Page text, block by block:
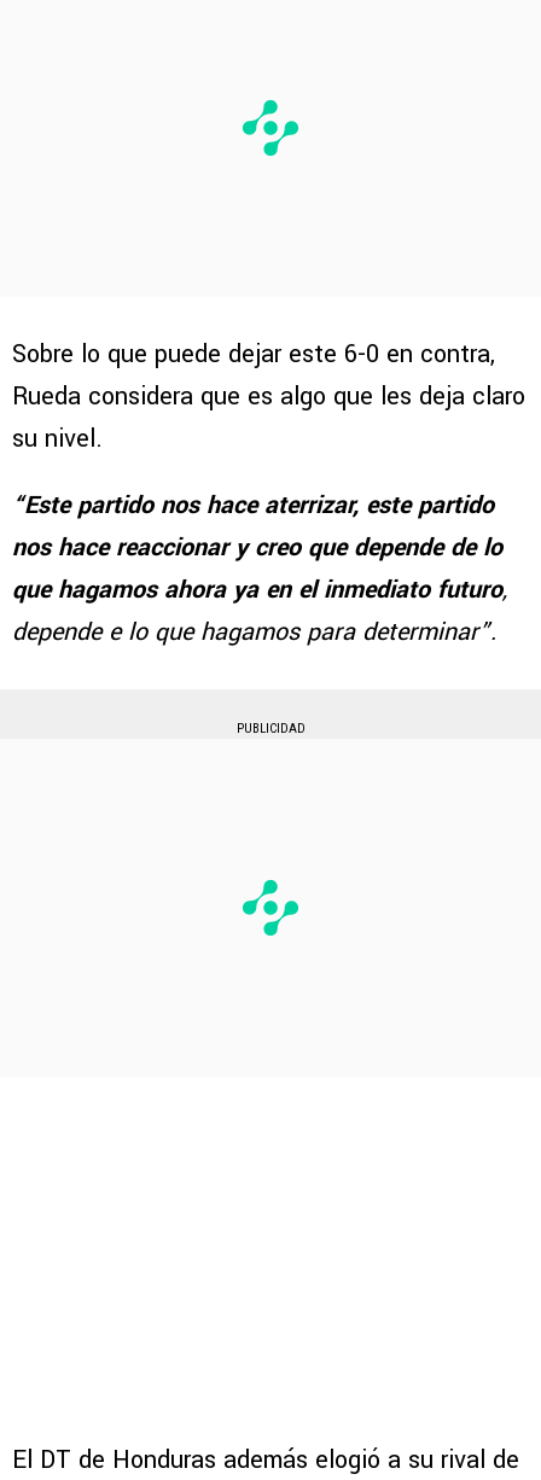
Sobre lo que puede dejar este 6-0 en contra,
Rueda considera que es algo que les deja claro
su nivel.
“Este partido nos hace aterrizar, este partido
nos hace reaccionar y creo que depende de lo
que hagamos ahora ya en el inmediato futuro,
depende e lo que hagamos para determinar”.
PUBLICIDAD
El DT de Honduras además elogió a su rival de